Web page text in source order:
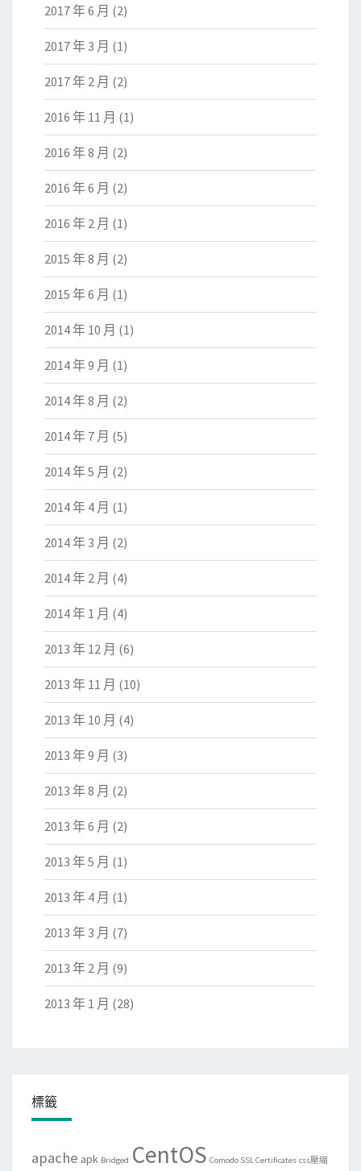
2017 年 6 月 (2)
2017 年 3 月 (1)
2017 年 2 月 (2)
2016 年 11 月 (1)
2016 年 8 月 (2)
2016 年 6 月 (2)
2016 年 2 月 (1)
2015 年 8 月 (2)
2015 年 6 月 (1)
2014 年 10 月 (1)
2014 年 9 月 (1)
2014 年 8 月 (2)
2014 年 7 月 (5)
2014 年 5 月 (2)
2014 年 4 月 (1)
2014 年 3 月 (2)
2014 年 2 月 (4)
2014 年 1 月 (4)
2013 年 12 月 (6)
2013 年 11 月 (10)
2013 年 10 月 (4)
2013 年 9 月 (3)
2013 年 8 月 (2)
2013 年 6 月 (2)
2013 年 5 月 (1)
2013 年 4 月 (1)
2013 年 3 月 (7)
2013 年 2 月 (9)
2013 年 1 月 (28)
標籤
apache apk Bridged CentOS Comodo SSL Certificates css壓縮